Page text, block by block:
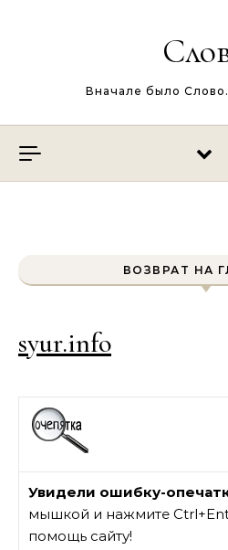
Вначале было
ВОЗВРАТ НА
syur.info
Увидели ошибку-
мышкой и нажмите
помощь сайту!